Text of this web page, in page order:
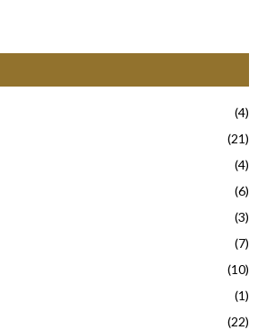
(4)
(21)
(4)
(6)
(3)
(7)
(10)
(1)
(22)